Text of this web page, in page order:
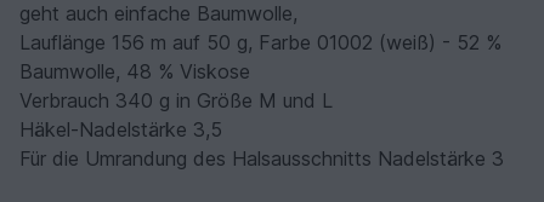
geht auch einfache Baumwolle,
Lauflänge 156 m auf 50 g, Farbe 01002 (weiß) - 52 %
Baumwolle, 48 % Viskose
Verbrauch 340 g in Größe M und L
Häkel-Nadelstärke 3,5
Für die Umrandung des Halsausschnitts Nadelstärke 3